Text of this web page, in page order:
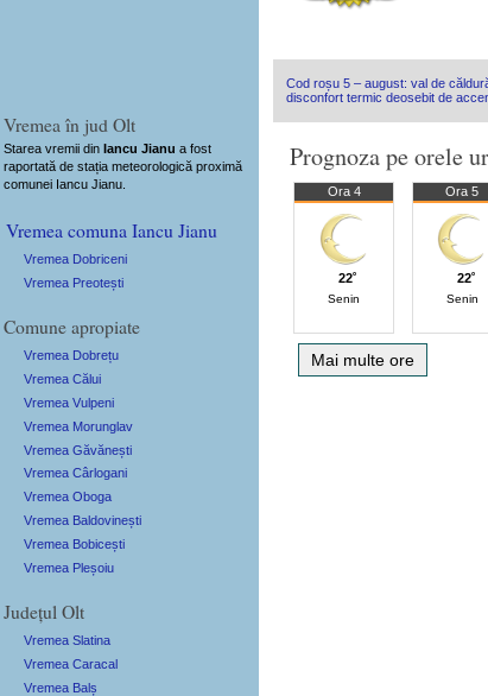
Cod roșu 5 – august: val de
disconfort termic deosebit de
Prognoza pe orele
Ora 4
22˚
Senin
Ora 5
22˚
Senin
Mai multe ore
Vremea în jud Olt
Starea vremii dinIancu Jianu a fost
raportată de stația meteorologică proximă
comunei Iancu Jianu.
Vremea comuna Iancu Jianu
Vremea Dobriceni
Vremea Preotești
Comune apropiate
Vremea Dobrețu
Vremea Călui
Vremea Vulpeni
Vremea Morunglav
Vremea Găvănești
Vremea Cârlogani
Vremea Oboga
Vremea Baldovinești
Vremea Bobicești
Vremea Pleșoiu
Județul Olt
Vremea Slatina
Vremea Caracal
Vremea Balș